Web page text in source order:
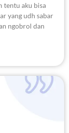
tentu aku bisa
yang udh sabar
ngobrol dan